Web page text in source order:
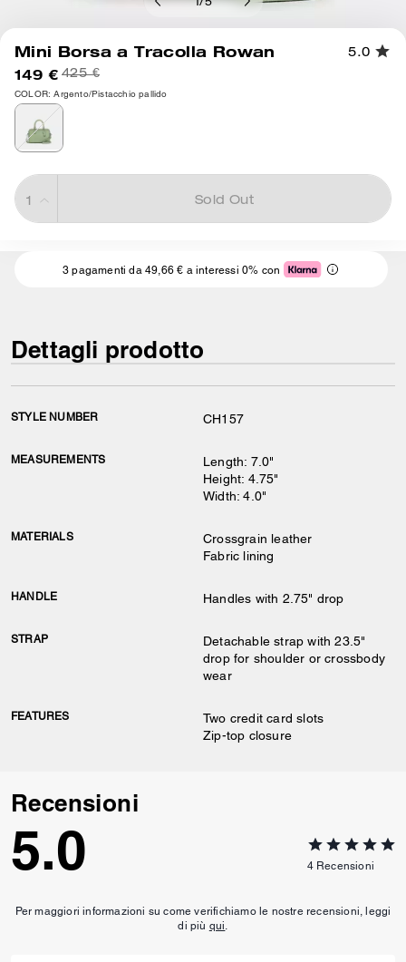
/5
Mini Borsa a Tracolla Rowan 5.0
149 € 425 €
COLOR: Argento/Pistacchio pallido
Sold Out
3 pagamenti da 49,66 € a interessi 0% con
Dettagli prodotto
STYLE NUMBER CH157
MEASUREMENTS
Length: 7.0"
Height: 4.75"
Width: 4.0"
MATERIALS
Crossgrain leather
Fabric lining
HANDLE Handles with 2.75" drop
STRAP
Detachable strap with 23.5"
drop for shoulder or crossbody
wear
FEATURES
Two credit card slots
Zip-top closure
Recensioni
5.0 4 Recensioni
Per maggiori informazioni su come verifichiamo le nostre recensioni, leggi
di più qui.